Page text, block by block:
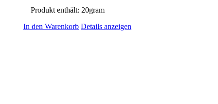
Produkt enthält: 20gram
In den Warenkorb Details anzeigen